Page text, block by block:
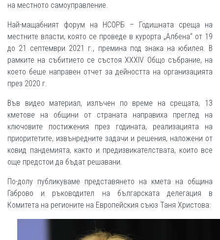
на местното самоуправление.
Най-мащабният форум на НСОРБ – Годишната среща на
местните власти, която се проведе в курорта „Албена“ от 19
до 21 септември 2021 г., премина под знака на юбилея. В
рамките на събитието се състоя XXXIV Общо събрание, на
което беше направен отчет за дейността на организацията
през 2020 г.
Във видео материал, излъчен по време на срещата, 13
кметове на общини от страната направиха преглед на
ключовите постижения през годината, реализацията на
приоритетите, извънредните задачи и решения, наложени от
ковид пандемията, както и предизвикателствата, които все
още предстои да бъдат решавани.
По-долу публикуваме представянето на кмета на община
Габрово и ръководител на българската делегация в
Комитета на регионите на Европейския съюз Таня Христова: